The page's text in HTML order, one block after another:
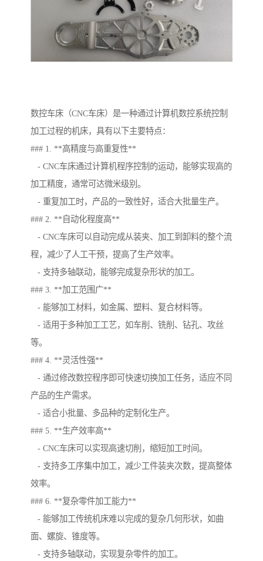
数控车床（CNC车床）是一种通过计算机数控系统控制
加工过程的机床，具有以下主要特点：
### 1. **高精度与高重复性**
- CNC车床通过计算机程序控制的运动，能够实现高的
加工精度，通常可达微米级别。
- 重复加工时，产品的一致性好，适合大批量生产。
### 2. **自动化程度高**
- CNC车床可以自动完成从装夹、加工到卸料的整个流
程，减少了人工干预，提高了生产效率。
- 支持多轴联动，能够完成复杂形状的加工。
### 3. **加工范围广**
- 能够加工材料，如金属、塑料、复合材料等。
- 适用于多种加工工艺，如车削、铣削、钻孔、攻丝
等。
### 4. **灵活性强**
- 通过修改数控程序即可快速切换加工任务，适应不同
产品的生产需求。
- 适合小批量、多品种的定制化生产。
### 5. **生产效率高**
- CNC车床可以实现高速切削，缩短加工时间。
- 支持多工序集中加工，减少工件装夹次数，提高整体
效率。
### 6. **复杂零件加工能力**
- 能够加工传统机床难以完成的复杂几何形状，如曲
面、螺旋、锥度等。
- 支持多轴联动，实现复杂零件的加工。